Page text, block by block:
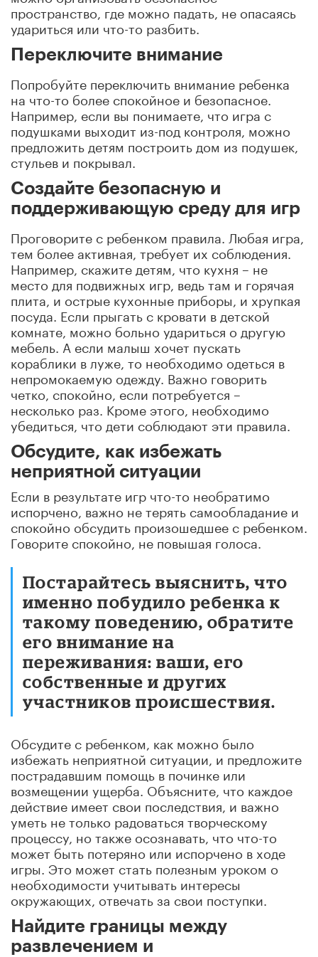
пространство, где можно падать, не опасаясь
удариться или что-то разбить.
Переключите внимание
Попробуйте переключить внимание ребенка
на что-то более спокойное и безопасное.
Например, если вы понимаете, что игра с
подушками выходит из-под контроля, можно
предложить детям построить дом из подушек,
стульев и покрывал.
Создайте безопасную и
поддерживающую среду для игр
Проговорите с ребенком правила. Любая игра,
тем более активная, требует их соблюдения.
Например, скажите детям, что кухня – не
место для подвижных игр, ведь там и горячая
плита, и острые кухонные приборы, и хрупкая
посуда. Если прыгать с кровати в детской
комнате, можно больно удариться о другую
мебель. А если малыш хочет пускать
кораблики в луже, то необходимо одеться в
непромокаемую одежду. Важно говорить
четко, спокойно, если потребуется –
несколько раз. Кроме этого, необходимо
убедиться, что дети соблюдают эти правила.
Обсудите, как избежать
неприятной ситуации
Если в результате игр что-то необратимо
испорчено, важно не терять самообладание и
спокойно обсудить произошедшее с ребенком.
Говорите спокойно, не повышая голоса.
Постарайтесь выяснить, что
именно побудило ребенка к
такому поведению, обратите
его внимание на
переживания: ваши, его
собственные и других
участников происшествия.
Обсудите с ребенком, как можно было
избежать неприятной ситуации, и предложите
пострадавшим помощь в починке или
возмещении ущерба. Объясните, что каждое
действие имеет свои последствия, и важно
уметь не только радоваться творческому
процессу, но также осознавать, что что-то
может быть потеряно или испорчено в ходе
игры. Это может стать полезным уроком о
необходимости учитывать интересы
окружающих, отвечать за свои поступки.
Найдите границы между
развлечением и